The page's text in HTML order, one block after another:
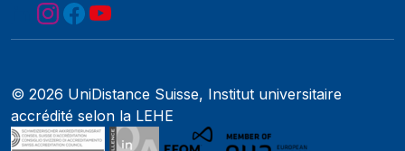
© 2026 UniDistance Suisse, Institut universitaire
accrédité selon la LEHE